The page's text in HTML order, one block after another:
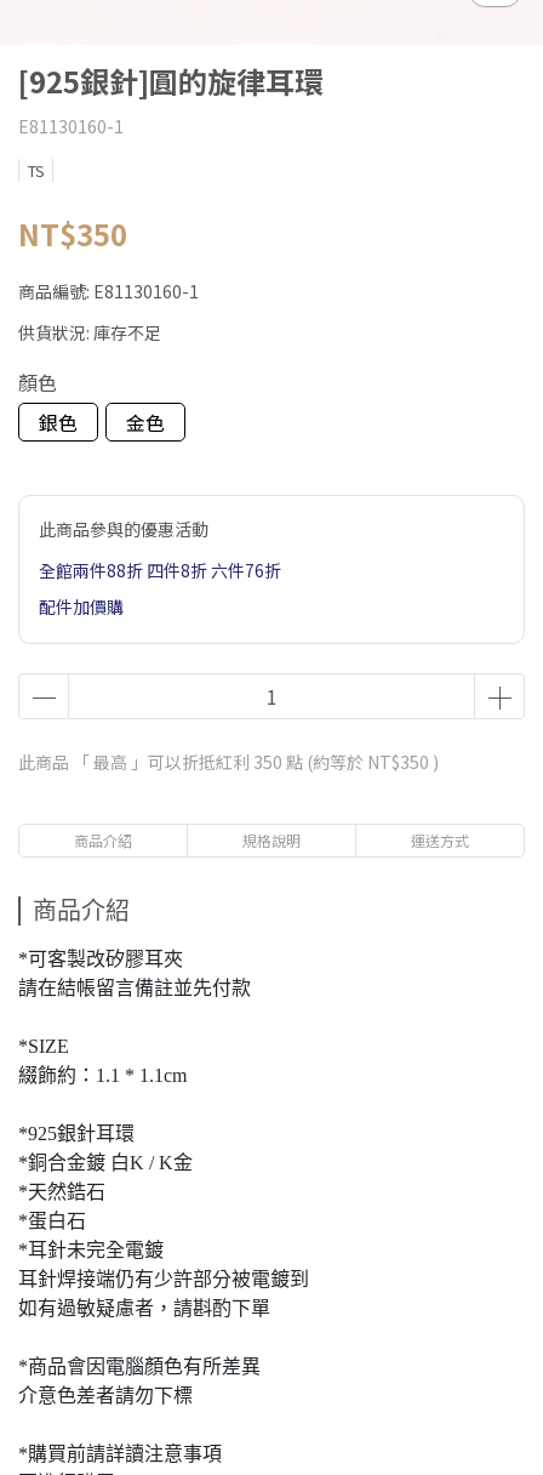
[925銀針]圓的旋律耳環
E81130160-1
TS
NT$350
商品編號: E81130160-1
供貨狀況: 庫存不足
顏色
銀色
金色
此商品參與的優惠活動
全館兩件88折 四件8折 六件76折
配件加價購
此商品 「 最高 」可以折抵紅利 350 點 (約等於 NT$350 )
商品介紹 規格說明 運送方式
商品介紹
*可客製改矽膠耳夾
請在結帳留言備註並先付款
*SIZE
綴飾約：1.1 * 1.1cm
*925銀針耳環
*銅合金鍍 白K / K金
*天然鋯石
*蛋白石
*耳針未完全電鍍
耳針焊接端仍有少許部分被電鍍到
如有過敏疑慮者，請斟酌下單
*商品會因電腦顏色有所差異
介意色差者請勿下標
*購買前請詳讀注意事項